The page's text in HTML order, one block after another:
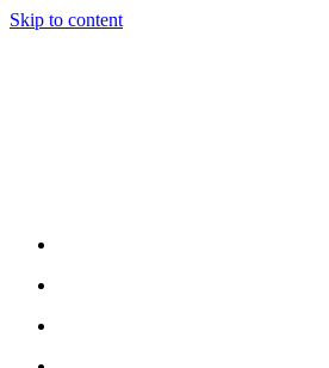
Skip to content